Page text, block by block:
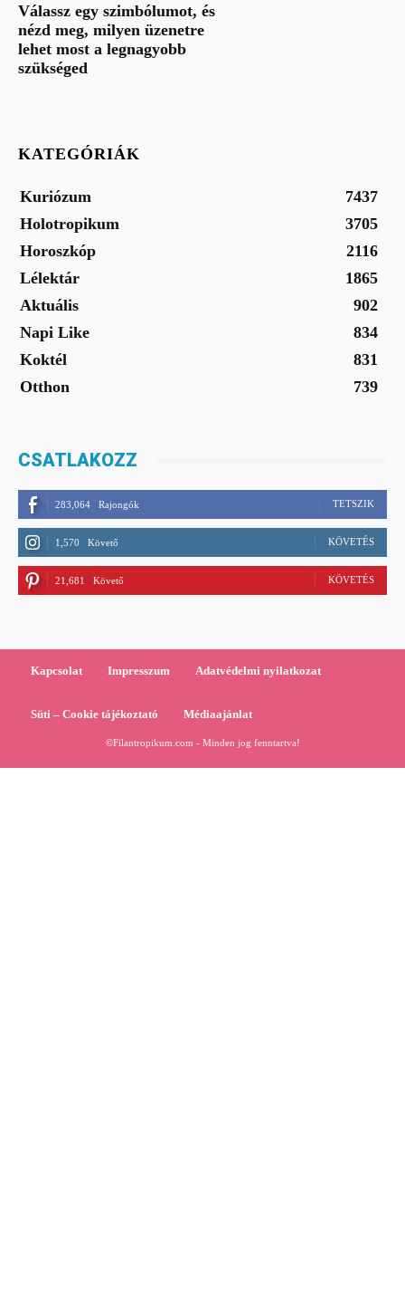
Válassz egy szimbólumot, és
nézd meg, milyen üzenetre
lehet most a legnagyobb
szükséged
KATEGÓRIÁK
Kuriózum
7437
Holotropikum
3705
Horoszkóp
2116
Lélektár
1865
Aktuális
902
Napi Like
834
Koktél
831
Otthon
739
CSATLAKOZZ
283,064 Rajongók TETSZIK
1,570 Követő KÖVETÉS
21,681 Követő KÖVETÉS
Kapcsolat Impresszum Adatvédelmi nyilatkozat
Süti – Cookie tájékoztató Médiaajánlat
©Filantropikum.com - Minden jog fenntartva!